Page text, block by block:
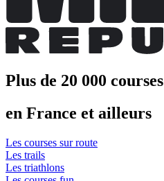
Plus de 20 000 courses
en France et ailleurs
Les courses sur route
Les trails
Les triathlons